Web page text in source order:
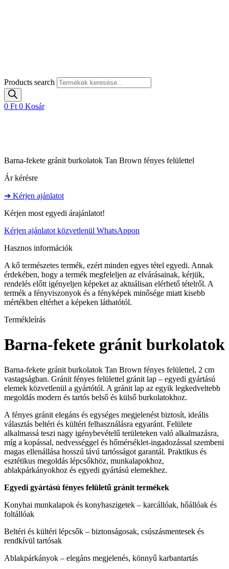
Products search
0 Ft 0 Kosár
Barna-fekete gránit burkolatok Tan Brown fényes felülettel
Ár kérésre
➔ Kérjen ajánlatot
Kérjen most egyedi árajánlatot!
Kérjen ajánlatot közvetlenül WhatsAppon
Hasznos információk
A kő természetes termék, ezért minden egyes tétel egyedi. Annak
érdekében, hogy a termék megfeleljen az elvárásainak, kérjük,
rendelés előtt igényeljen képeket az aktuálisan elérhető tételről. A
termék a fényviszonyok és a fényképek minősége miatt kisebb
mértékben eltérhet a képeken láthatótól.
Termékleírás
Barna-fekete gránit burkolatok
Barna-fekete gránit burkolatok Tan Brown fényes felülettel, 2 cm
vastagságban. Gránit fényes felülettel gránit lap – egyedi gyártású
elemek közvetlenül a gyártótól. A gránit lap az egyik legkedveltebb
megoldás modern és tartós belső és külső burkolatokhoz.
A fényes gránit elegáns és egységes megjelenést biztosít, ideális
választás beltéri és kültéri felhasználásra egyaránt. Felülete
alkalmassá teszi nagy igénybevételű területeken való alkalmazásra,
míg a kopással, nedvességgel és hőmérséklet-ingadozással szembeni
magas ellenállása hosszú távú tartósságot garantál. Praktikus és
esztétikus megoldás lépcsőkhöz, munkalapokhoz,
ablakpárkányokhoz és egyedi gyártású elemekhez.
Egyedi gyártású fényes felületű gránit termékek
Konyhai munkalapok és konyhaszigetek – karcállóak, hőállóak és
foltállóak
Beltéri és kültéri lépcsők – biztonságosak, csúszásmentesek és
rendkívül tartósak
Ablakpárkányok – elegáns megjelenés, könnyű karbantartás